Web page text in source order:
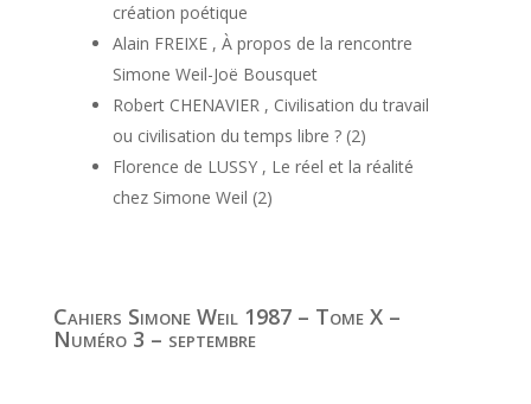
création poétique
Alain FREIXE , À propos de la rencontre
Simone Weil-Joë Bousquet
Robert CHENAVIER , Civilisation du travail
ou civilisation du temps libre ? (2)
Florence de LUSSY , Le réel et la réalité
chez Simone Weil (2)
Cahiers Simone Weil 1987 – Tome X –
Numéro 3 – septembre